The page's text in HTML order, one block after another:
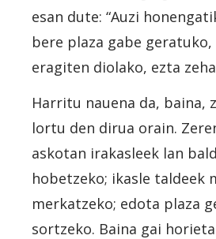
esan dute: “Auzi
bere plaza gabe geratuko,
eragiten diolako, ezta
Harritu nauena da, baina,
lortu den dirua orain.
askotan irakasleek lan
hobetzeko; ikasle taldeek
merkatzeko; edota plaza
sortzeko. Baina gai